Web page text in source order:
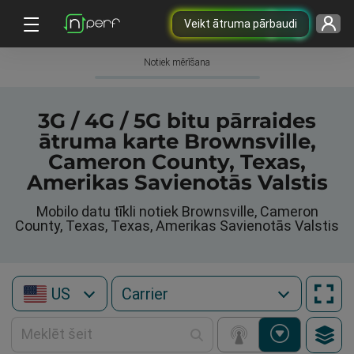
Veikt ātruma pārbaudi
Notiek mērīšana
3G / 4G / 5G bitu pārraides
ātruma karte Brownsville,
Cameron County, Texas,
Amerikas Savienotās Valstis
Mobilo datu tīkli notiek Brownsville, Cameron
County, Texas, Texas, Amerikas Savienotās Valstis
US